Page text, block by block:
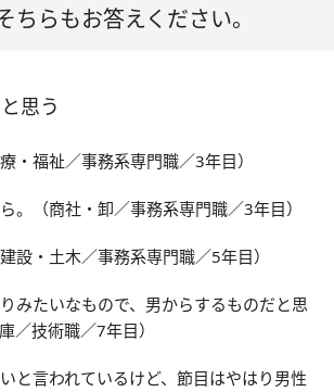
ちらもお答えください。
思う
・福祉／事務系専門職／3年目）
。（商社・卸／事務系専門職／3年目）
設・土木／事務系専門職／5年目）
みたいなもので、男からするものだと思
／技術職／7年目）
と言われているけど、節目はやはり男性